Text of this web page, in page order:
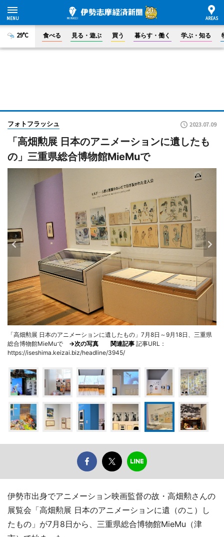
29°C 食べる 見る・遊ぶ 買う 暮らす・働く 学ぶ・知る
フォトフラッシュ 2023.07.09
「高畑勲展 日本のアニメーションに遺したも
の」三重県総合博物館MieMuで
「高畑勲展 日本のアニメーションに遺したもの」7月8日～9月18日、三重県
総合博物館MieMuで →次の写真 関連記事 記事URL：
https://iseshima.keizai.biz/headline/3945/
伊勢市出身でアニメーション映画監督の故・高畑勲さんの
展覧会「高畑勲展 日本のアニメーションに遺（のこ）し
たもの」が7月8日から、三重県総合博物館MieMu（津